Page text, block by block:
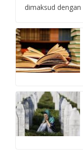
dimaksud dengan